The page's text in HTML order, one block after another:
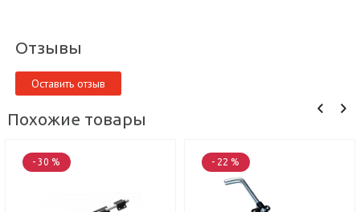
Отзывы
Оставить отзыв
Похожие товары
- 30 % - 22 %